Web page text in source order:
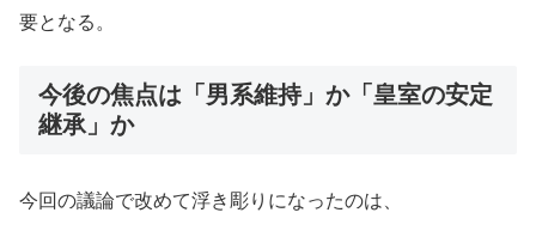
要となる。
今後の焦点は「男系維持」か「皇室の安定
継承」か
今回の議論で改めて浮き彫りになったのは、